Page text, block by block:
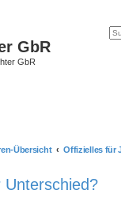
GbR
GbR
Übersicht Offizielles für